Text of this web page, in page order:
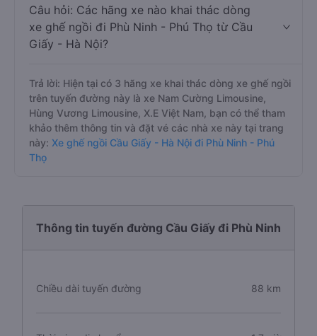
nằm khai thác tuyến Cầu Giấy - Hà Nội đi Phù Ninh - Phú
xe ghế ngồi đi Phù Ninh - Phú Thọ từ Cầu
Giấy - Hà Nội?
Trả lời: Hiện tại có 3 hãng xe khai thác dòng xe ghế ngồi
trên tuyến đường này là xe Nam Cường Limousine,
Hùng Vương Limousine, X.E Việt Nam, bạn có thể tham